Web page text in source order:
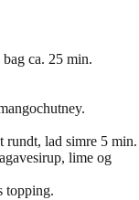
ca. 25 min.
rundt, lad simre 5 min.
lime og
topping.